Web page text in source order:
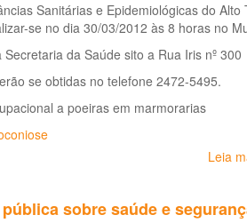
Sanitárias e Epidemiológicas do
se no dia 30/03/2012 às 8 horas no
da Saúde sito a Rua Iris nº 300
se obtidas no telefone 2472-5495.
a poeiras em marmorarias
Leia
sobre saúde e